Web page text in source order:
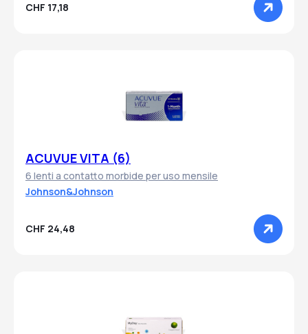
CHF 17,18
ACUVUE VITA (6)
6 lenti a contatto morbide per uso mensile
Johnson&Johnson
CHF 24,48